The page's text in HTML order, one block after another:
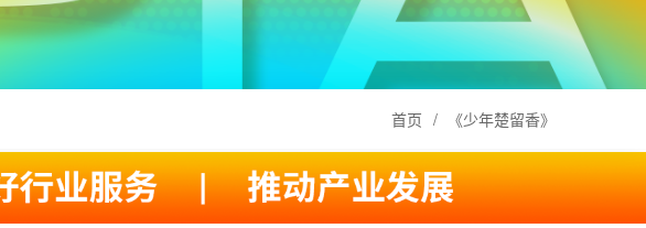
首页 / 《少年楚留香》